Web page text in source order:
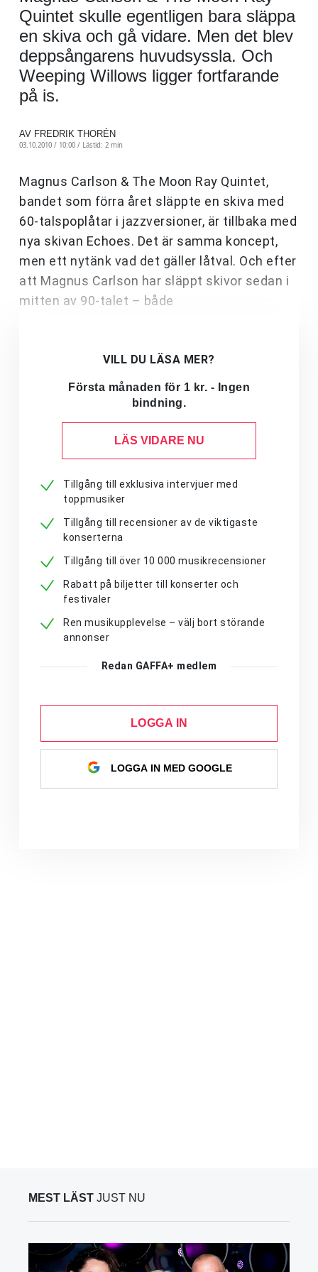
Quintet skulle egentligen bara släppa
en skiva och gå vidare. Men det blev
deppsångarens huvudsyssla. Och
Weeping Willows ligger fortfarande
på is.
AV FREDRIK THORÉN
03.10.2010 / 10:00 / Lästid: 2 min
Magnus Carlson & The Moon Ray Quintet,
bandet som förra året släppte en skiva med
60-talspoplåtar i jazzversioner, är tillbaka med
nya skivan Echoes. Det är samma koncept,
men ett nytänk vad det gäller låtval. Och efter
att Magnus Carlson har släppt skivor sedan i
mitten av 90-talet – både
VILL DU LÄSA MER?
Första månaden för 1 kr. - Ingen
bindning.
LÄS VIDARE NU
Tillgång till exklusiva intervjuer med
toppmusiker
Tillgång till recensioner av de viktigaste
konserterna
Tillgång till över 10 000 musikrecensioner
Rabatt på biljetter till konserter och
festivaler
Ren musikupplevelse – välj bort störande
annonser
Redan GAFFA+ medlem
LOGGA IN
LOGGA IN MED GOOGLE
MEST LÄST JUST NU